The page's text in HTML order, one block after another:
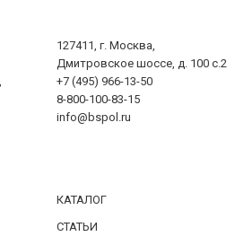
127411, г. Москва,
Дмитровское шоссе, д. 100 с.2
+7 (495) 966-13-50
8-800-100-83-15
info@bspol.ru
КАТАЛОГ
СТАТЬИ